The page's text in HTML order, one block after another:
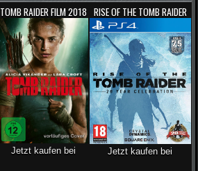
TOMB RAIDER FILM 2018
Jetzt kaufen bei
RISE OF THE TOMB RAIDER
Jetzt kaufen bei